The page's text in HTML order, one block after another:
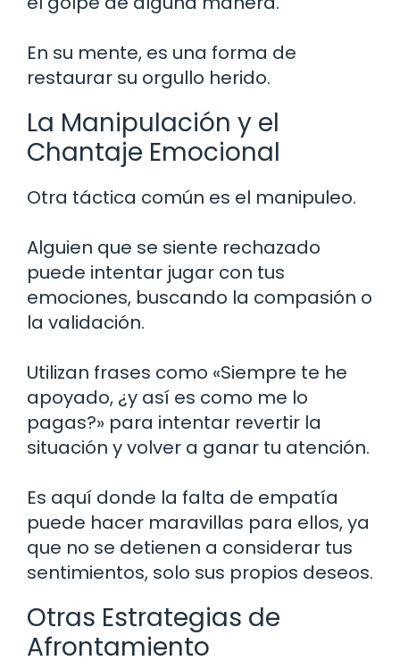
En su mente, es una forma de
restaurar su orgullo herido.
La Manipulación y el
Chantaje Emocional
Otra táctica común es el manipuleo.
Alguien que se siente rechazado
puede intentar jugar con tus
emociones, buscando la compasión o
la validación.
Utilizan frases como «Siempre te he
apoyado, ¿y así es como me lo
pagas?» para intentar revertir la
situación y volver a ganar tu atención.
Es aquí donde la falta de empatía
puede hacer maravillas para ellos, ya
que no se detienen a considerar tus
sentimientos, solo sus propios deseos.
Otras Estrategias de
Afrontamiento